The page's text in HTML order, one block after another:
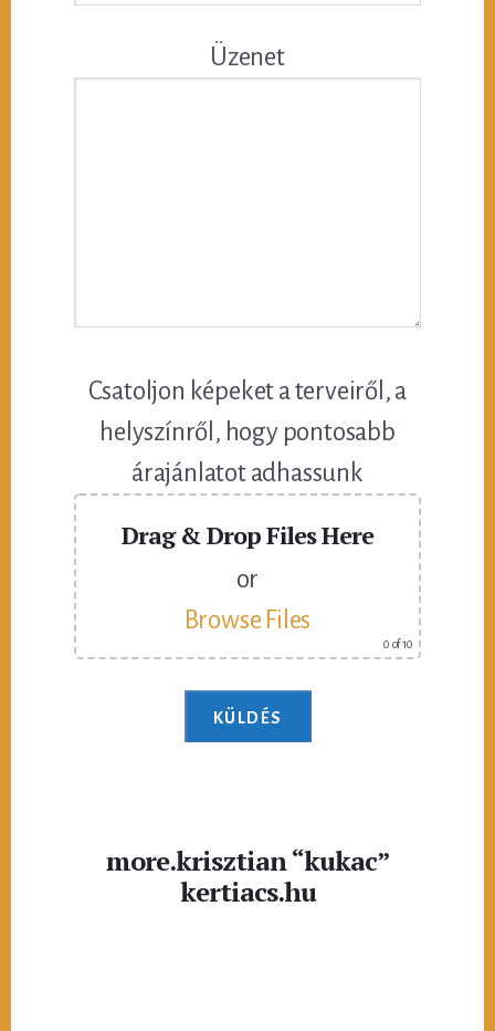
Üzenet
Csatoljon képeket a terveiről, a
helyszínről, hogy pontosabb
árajánlatot adhassunk
Drag & Drop Files Here
or
Browse Files
0 of 10
more.krisztian “kukac”
kertiacs.hu